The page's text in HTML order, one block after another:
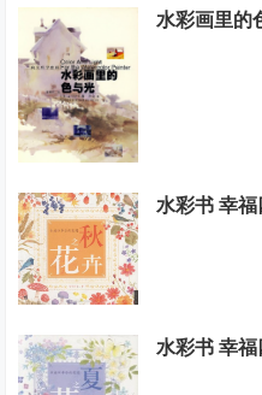
水彩画里的
水彩书 幸
水彩书 幸